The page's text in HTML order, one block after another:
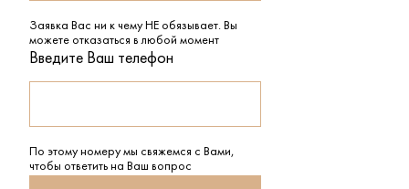
Заявка Вас ни к чему НЕ обязывает. Вы
можете отказаться в любой момент
Введите Ваш телефон
По этому номеру мы свяжемся с Вами,
чтобы ответить на Ваш вопрос